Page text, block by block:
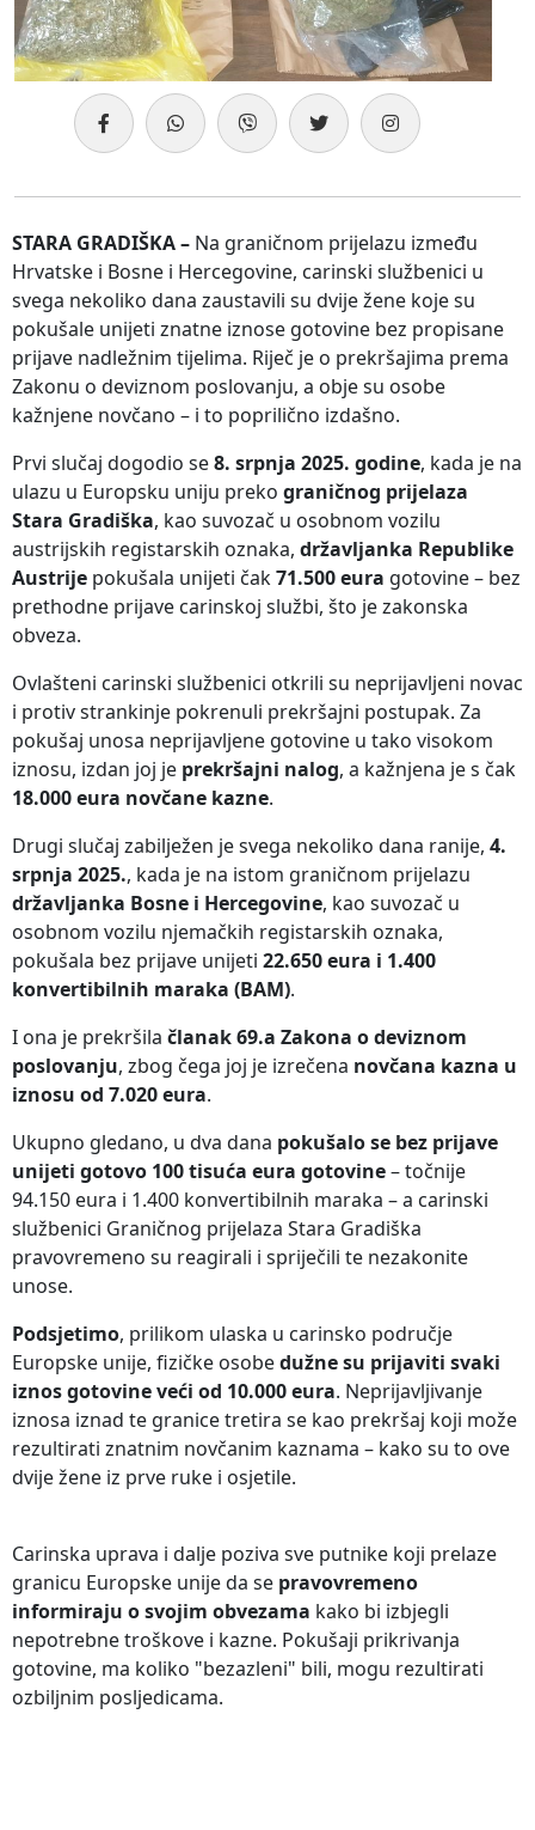
STARA GRADIŠKA – Na graničnom prijelazu između
Hrvatske i Bosne i Hercegovine, carinski službenici u
svega nekoliko dana zaustavili su dvije žene koje su
pokušale unijeti znatne iznose gotovine bez propisane
prijave nadležnim tijelima. Riječ je o prekršajima prema
Zakonu o deviznom poslovanju, a obje su osobe
kažnjene novčano – i to poprilično izdašno.
Prvi slučaj dogodio se8. srpnja 2025. godine, kada je na
ulazu u Europsku uniju preko graničnog prijelaza
Stara Gradiška, kao suvozač u osobnom vozilu
austrijskih registarskih oznaka, državljanka Republike
Austrije pokušala unijeti čak71.500 eura gotovine – bez
prethodne prijave carinskoj službi, što je zakonska
obveza.
Ovlašteni carinski službenici otkrili su neprijavljeni novac
i protiv strankinje pokrenuli prekršajni postupak. Za
pokušaj unosa neprijavljene gotovine u tako visokom
iznosu, izdan joj je prekršajni nalog, a kažnjena je s čak
18.000 eura novčane kazne.
Drugi slučaj zabilježen je svega nekoliko dana ranije, 4.
srpnja 2025., kada je na istom graničnom prijelazu
državljanka Bosne i Hercegovine, kao suvozač u
osobnom vozilu njemačkih registarskih oznaka,
pokušala bez prijave unijeti 22.650 eura i 1.400
konvertibilnih maraka (BAM).
I ona je prekršila članak 69.a Zakona o deviznom
poslovanju, zbog čega joj je izrečena novčana kazna u
iznosu od 7.020 eura.
Ukupno gledano, u dva dana pokušalo se bez prijave
unijeti gotovo 100 tisuća eura gotovine– točnije
94.150 eura i 1.400 konvertibilnih maraka – a carinski
službenici Graničnog prijelaza Stara Gradiška
pravovremeno su reagirali i spriječili te nezakonite
unose.
Podsjetimo, prilikom ulaska u carinsko područje
Europske unije, fizičke osobedužne su prijaviti svaki
iznos gotovine veći od 10.000 eura. Neprijavljivanje
iznosa iznad te granice tretira se kao prekršaj koji može
rezultirati znatnim novčanim kaznama – kako su to ove
dvije žene iz prve ruke i osjetile.
Carinska uprava i dalje poziva sve putnike koji prelaze
granicu Europske unije da se pravovremeno
informiraju o svojim obvezama kako bi izbjegli
nepotrebne troškove i kazne. Pokušaji prikrivanja
gotovine, ma koliko "bezazleni" bili, mogu rezultirati
ozbiljnim posljedicama.